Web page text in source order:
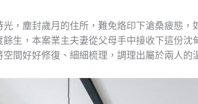
，塵封歲月的住所，難免烙印下滄桑疲態
生，本案業主夫妻從父母手中接收下這份
間好好修復、細細梳理，調理出屬於兩人的